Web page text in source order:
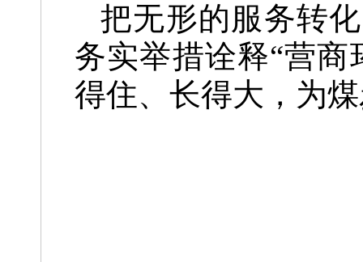
把无形的服务转
务实举措诠释“营
得住、长得大，为